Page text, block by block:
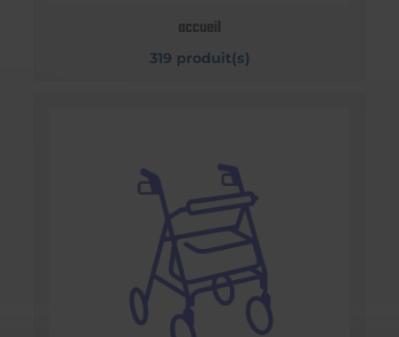
accueil
319 produit(s)